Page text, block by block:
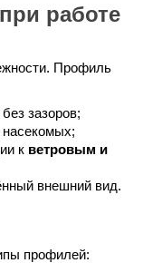
работе
Профиль
зазоров;
насекомых;
к ветровым и
внешний вид.
профилей: